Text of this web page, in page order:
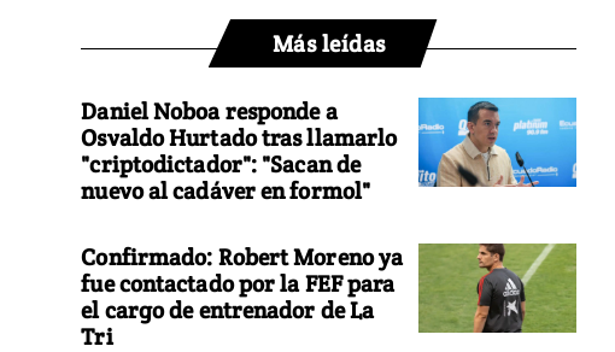
Más leídas
Daniel Noboa responde a
Osvaldo Hurtado tras llamarlo
"criptodictador": "Sacan de
nuevo al cadáver en formol"
Confirmado: Robert Moreno ya
fue contactado por la FEF para
el cargo de entrenador de La
Tri